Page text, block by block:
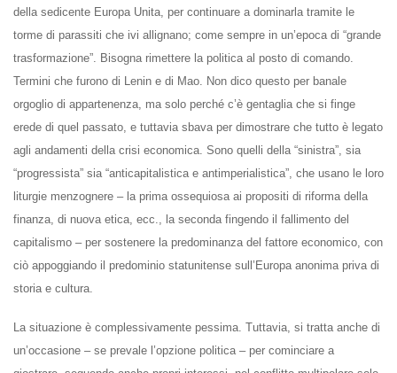
della sedicente Europa Unita, per continuare a dominarla tramite le
torme di parassiti che ivi allignano; come sempre in un’epoca di “grande
trasformazione”. Bisogna rimettere la politica al posto di comando.
Termini che furono di Lenin e di Mao. Non dico questo per banale
orgoglio di appartenenza, ma solo perché c’è gentaglia che si finge
erede di quel passato, e tuttavia sbava per dimostrare che tutto è legato
agli andamenti della crisi economica. Sono quelli della “sinistra”, sia
“progressista” sia “anticapitalistica e antimperialistica”, che usano le loro
liturgie menzognere – la prima ossequiosa ai propositi di riforma della
finanza, di nuova etica, ecc., la seconda fingendo il fallimento del
capitalismo – per sostenere la predominanza del fattore economico, con
ciò appoggiando il predominio statunitense sull’Europa anonima priva di
storia e cultura.
La situazione è complessivamente pessima. Tuttavia, si tratta anche di
un’occasione – se prevale l’opzione politica – per cominciare a